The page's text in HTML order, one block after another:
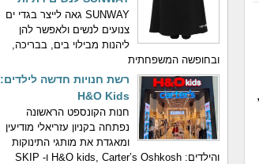
SUNWAY גאה לייצר בגדי ים
צנועים לנשים ולאפשר להן
ליהנות מבילוי בים, בבריכה,
ובחופשה המשפחתית
רשת חנויות חדשה לילדים:
H&O Kids
חנות הקונספט הראשונה
נפתחה בקניון עזריאלי מודיעין
ומאגדת את מותגי התינוקות
והילדים: H&O kids, Carter’s Oshkosh ו- SKIP